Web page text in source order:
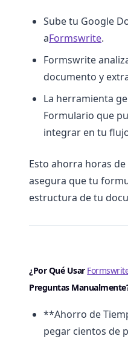
Sube tu Google
aFormswrite.
Formswrite
documento y
La herramienta
Formulario que
integrar en tu
Esto ahorra horas
asegura que tu
estructura de tu
¿Por Qué Usar
Preguntas
**Ahorro de
pegar cientos de